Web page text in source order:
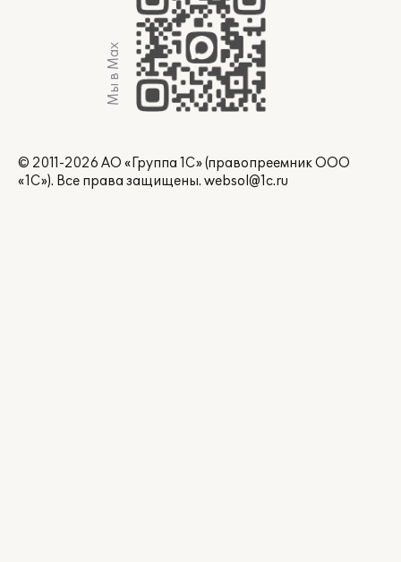
Мы в Max
© 2011-2026 АО «Группа 1С» (правопреемник ООО
«1С»). Все права защищены. websol@1c.ru